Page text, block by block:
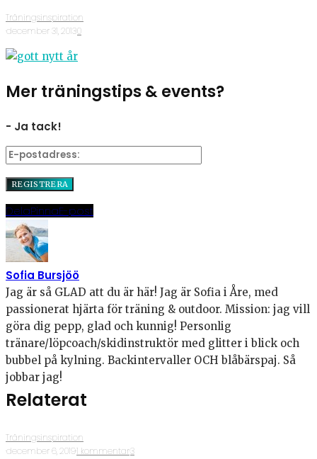
Träningsinspiration
·december 31, 2013·0
Mer träningstips & events?
- Ja tack!
DelaPinnaE-post
Sofia Bursjöö
Jag är så GLAD att du är här! Jag är Sofia i Åre, med
passionerat hjärta för träning & outdoor. Mission: jag vill
göra dig pepp, glad och kunnig! Personlig
tränare/löpcoach/skidinstruktör med glitter i blick och
bubbel på kylning. Backintervaller OCH blåbärspaj. Så
jobbar jag!
Relaterat
Träningsinspiration
·december 6, 2019·1 kommentar·3